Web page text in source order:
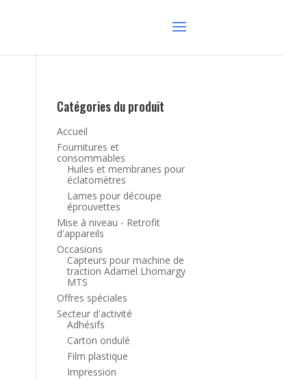
Catégories du produit
Accueil
Fournitures et
consommables
Huiles et membranes pour
éclatomètres
Lames pour découpe
éprouvettes
Mise à niveau - Retrofit
d'appareils
Occasions
Capteurs pour machine de
traction Adamel Lhomargy
MTS
Offres spéciales
Secteur d'activité
Adhésifs
Carton ondulé
Film plastique
Impression